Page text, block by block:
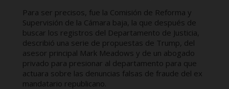
Para ser precisos, fue la Comisión de Reforma y
Supervisión de la Cámara baja, la que después de
buscar los registros del Departamento de Justicia,
describió una serie de propuestas de Trump, del
asesor principal Mark Meadows y de un abogado
privado para presionar al departamento para que
actuara sobre las denuncias falsas de fraude del ex
mandatario republicano.